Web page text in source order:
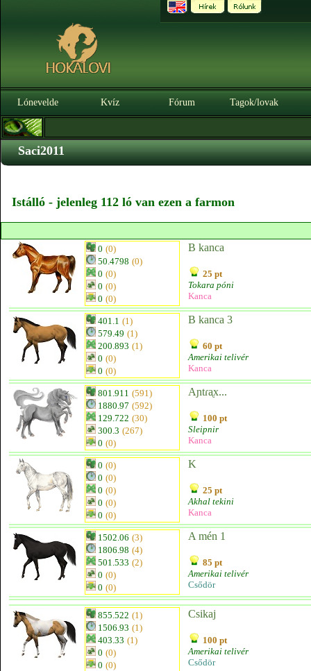
Lónevelde Kvíz Fórum Tagok/lovak
Saci2011
Istálló - jelenleg 112 ló van ezen a farmon
0 (0)
50.4798 (0)
0 (0)
0 (0)
0 (0)
B kanca
25 pt
Tokara póni
Kanca
401.1 (1)
579.49 (1)
200.893 (1)
0 (0)
0 (0)
B kanca 3
60 pt
Amerikai telivér
Kanca
801.911 (591)
1880.97 (592)
129.722 (30)
300.3 (267)
0 (0)
Aɲtɾᶏx...
100 pt
Sleipnir
Kanca
0 (0)
0 (0)
0 (0)
0 (0)
0 (0)
K
25 pt
Akhal tekini
Kanca
1502.06 (3)
1806.98 (4)
501.533 (2)
0 (0)
0 (0)
A mén 1
85 pt
Amerikai telivér
Csődör
855.522 (1)
1506.93 (1)
403.33 (1)
0 (0)
0 (0)
Csikaj
100 pt
Amerikai telivér
Csődör